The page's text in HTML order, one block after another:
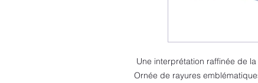
Une interprétation raffinée de
Ornée de rayures